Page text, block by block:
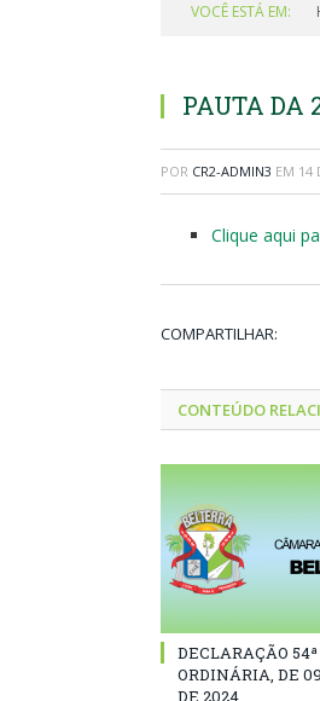
VOCÊ ESTÁ EM:
PAUTA DA
POR CR2-ADMIN3 EM 14
Clique aqui
COMPARTILHAR:
CONTEÚDO
DECLARAÇÃO 54ª
ORDINÁRIA, DE
DE 2024